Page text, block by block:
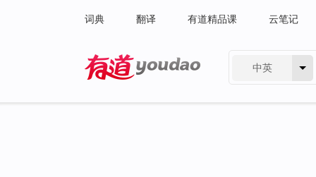
词典 翻译 有道精品课 云笔记
中英